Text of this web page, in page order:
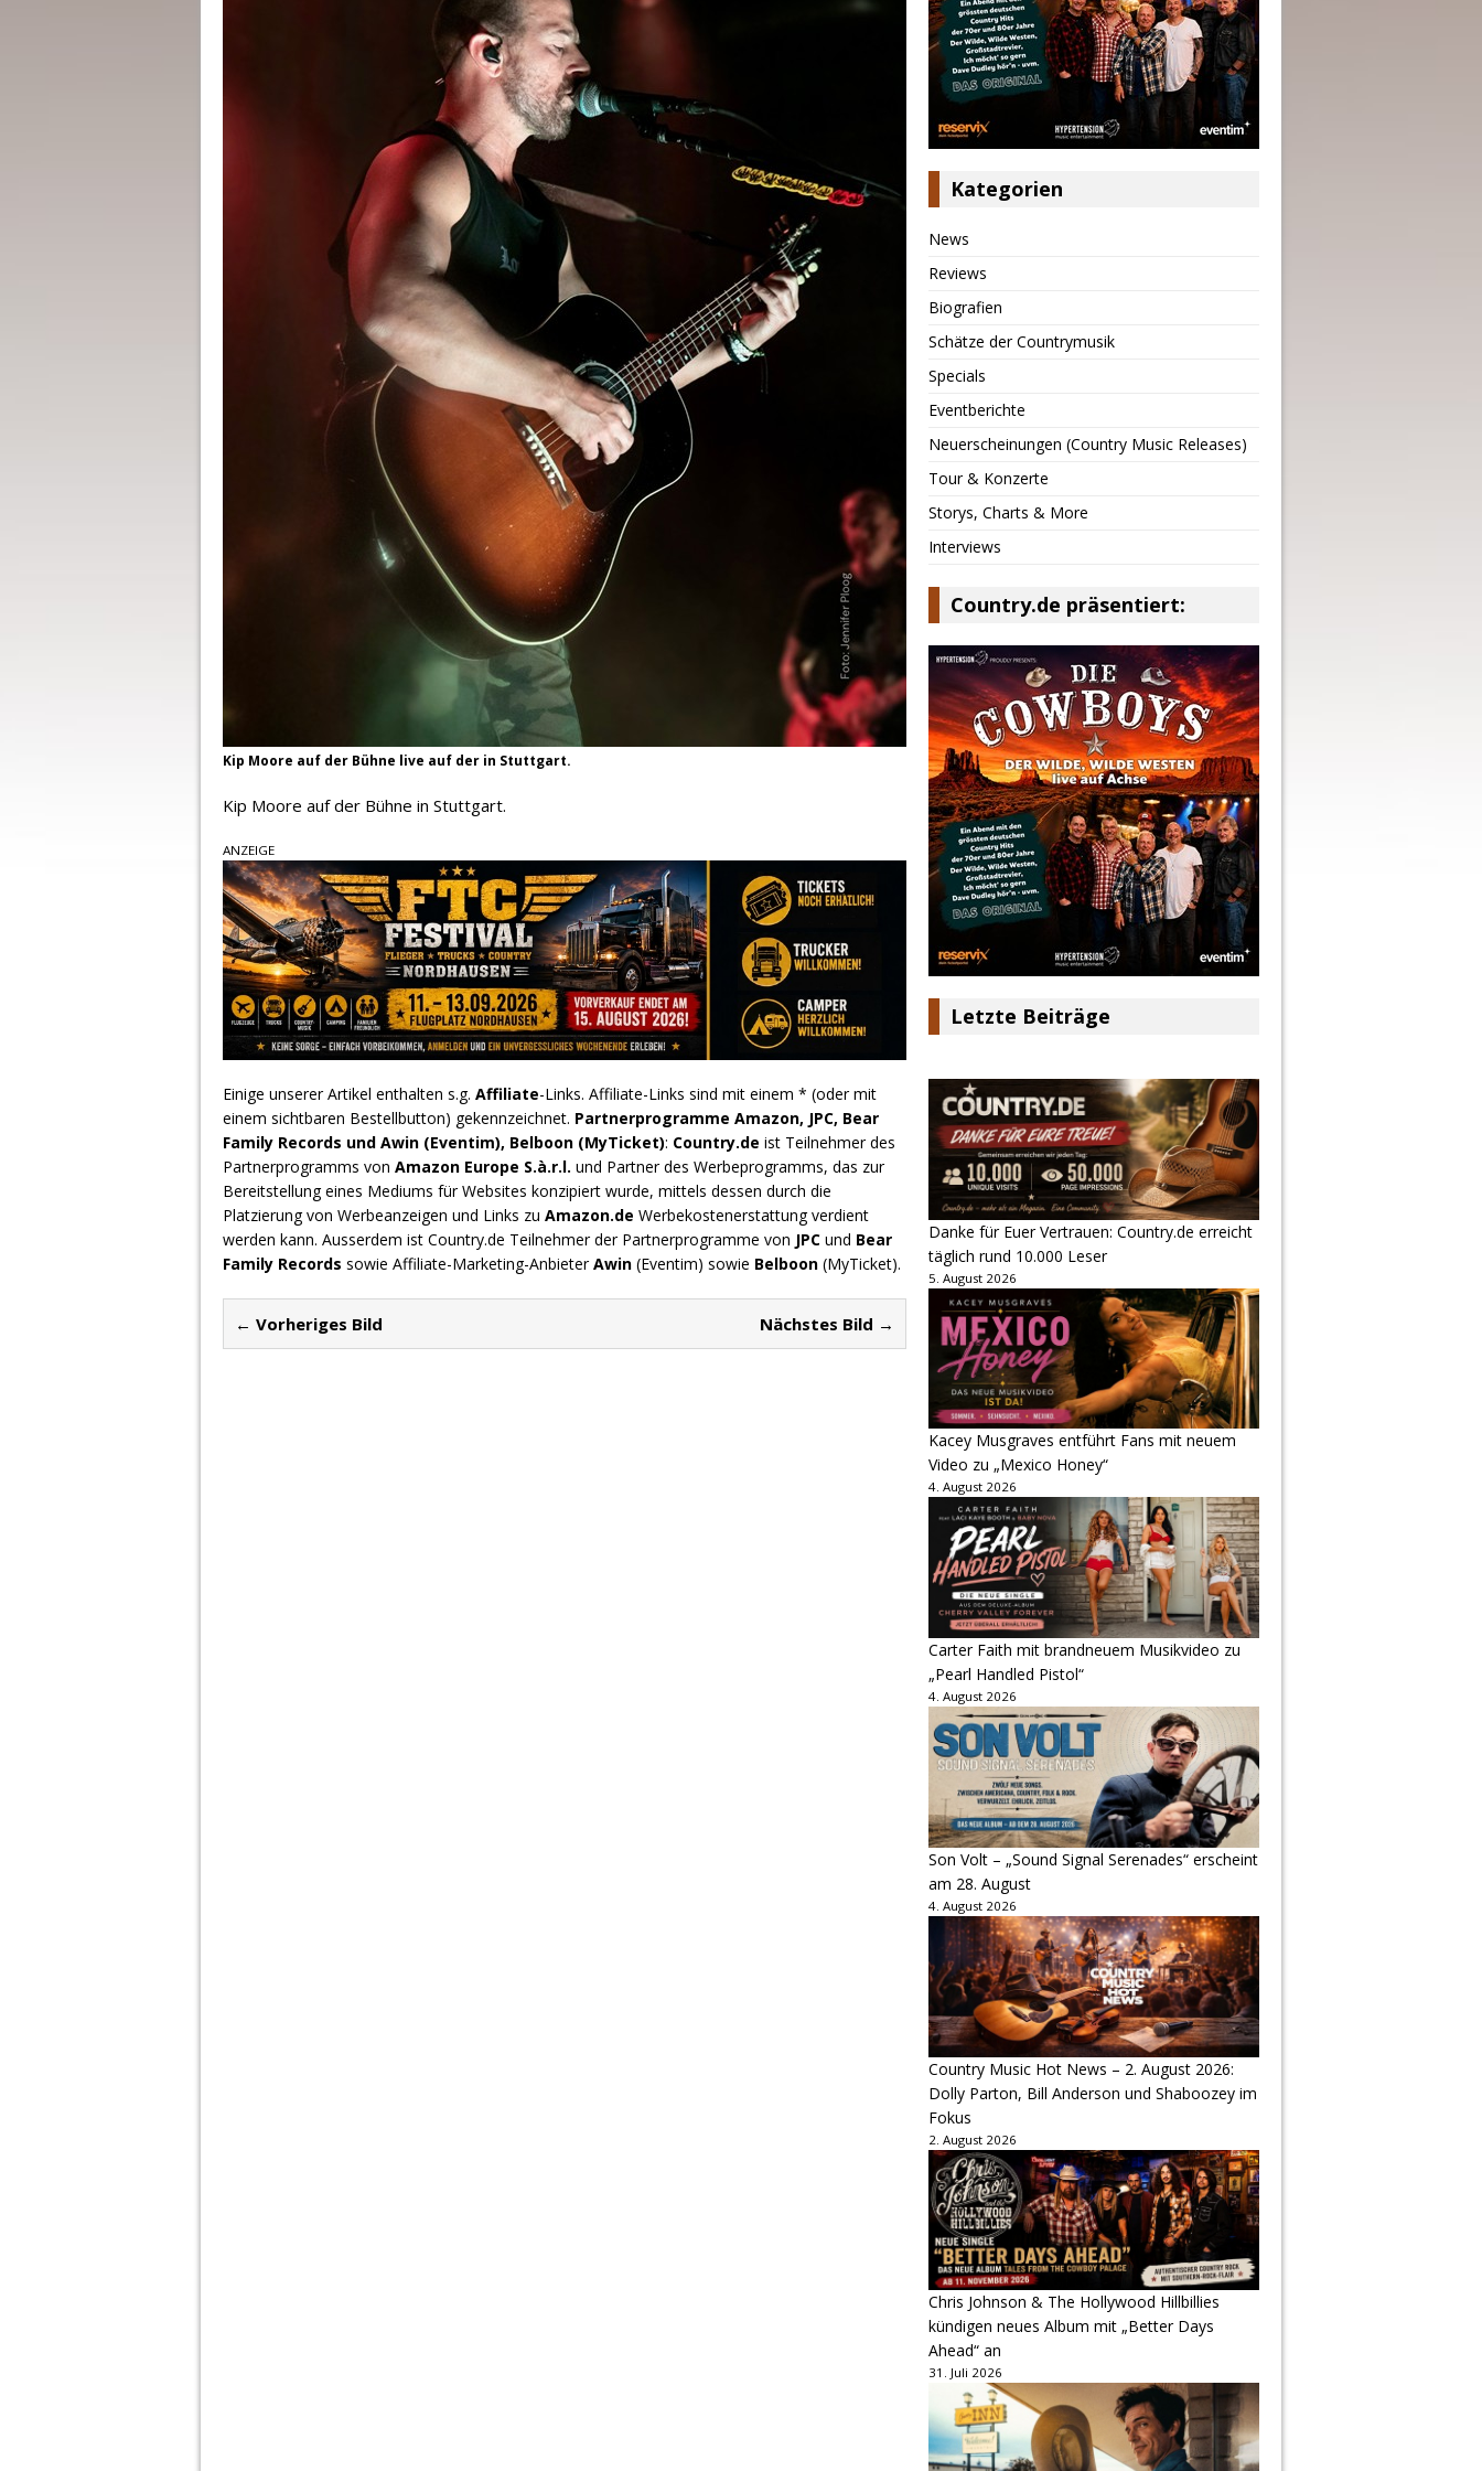
Kip Moore auf der Bühne live auf der in Stuttgart.
Kip Moore auf der Bühne in Stuttgart.
ANZEIGE
Einige unserer Artikel enthalten s.g. Affiliate-Links. Affiliate-Links sind mit einem * (oder mit
einem sichtbaren Bestellbutton) gekennzeichnet. Partnerprogramme Amazon, JPC, Bear
Family Records und Awin (Eventim), Belboon (MyTicket): Country.de ist Teilnehmer des
Partnerprogramms von Amazon Europe S.à.r.l. und Partner des Werbeprogramms, das zur
Bereitstellung eines Mediums für Websites konzipiert wurde, mittels dessen durch die
Platzierung von Werbeanzeigen und Links zu Amazon.de Werbekostenerstattung verdient
werden kann. Ausserdem ist Country.de Teilnehmer der Partnerprogramme von JPC und Bear
Family Records sowie Affiliate-Marketing-AnbieterAwin (Eventim) sowie Belboon (MyTicket).
← Vorheriges Bild Nächstes Bild →
Kategorien
News
Reviews
Biografien
Schätze der Countrymusik
Specials
Eventberichte
Neuerscheinungen (Country Music Releases)
Tour & Konzerte
Storys, Charts & More
Interviews
Country.de präsentiert:
Letzte Beiträge
Danke für Euer Vertrauen: Country.de erreicht
täglich rund 10.000 Leser
5. August 2026
Kacey Musgraves entführt Fans mit neuem
Video zu „Mexico Honey“
4. August 2026
Carter Faith mit brandneuem Musikvideo zu
„Pearl Handled Pistol“
4. August 2026
Son Volt – „Sound Signal Serenades“ erscheint
am 28. August
4. August 2026
Country Music Hot News – 2. August 2026:
Dolly Parton, Bill Anderson und Shaboozey im
Fokus
2. August 2026
Chris Johnson & The Hollywood Hillbillies
kündigen neues Album mit „Better Days
Ahead“ an
31. Juli 2026